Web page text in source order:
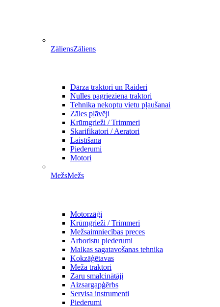
ZāliensZāliens
Dārza traktori un Raideri
Nulles pagrieziena traktori
Tehnika nekoptu vietu pļaušanai
Zāles pļāvēji
Krūmgrieži / Trimmeri
Skarifikatori / Aeratori
Laistīšana
Piederumi
Motori
MežsMežs
Motorzāģi
Krūmgrieži / Trimmeri
Mežsaimniecības preces
Arboristu piederumi
Malkas sagatavošanas tehnika
Kokzāģētavas
Meža traktori
Zaru smalcinātāji
Aizsargapģērbs
Servisa instrumenti
Piederumi